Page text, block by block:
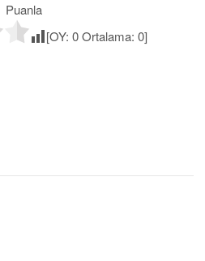
Puanla
[OY: 0Ortalama: 0]